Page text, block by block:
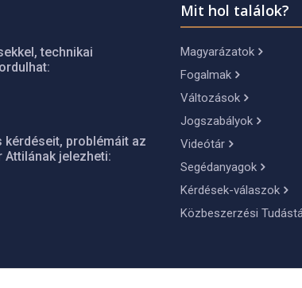
technikai
problémáit az
jelezheti:
Mit hol találok?
Magyarázatok
Fogalmak
Változások
Jogszabályok
Videótár
Segédanyagok
Kérdések-válaszok
Közbeszerzési